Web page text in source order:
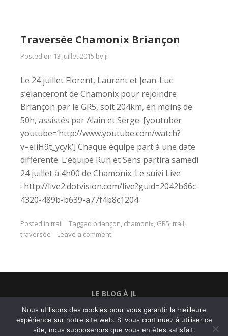
Traversée Chamonix Briançon
Posted on 13 juillet 2015 by jl
Le 24 juillet Florent, Laurent et Jean-Luc
s’élanceront de Chamonix pour rejoindre
Briançon par le GR5, soit 204km, en moins de
50h, assistés par Alain et Serge. [youtuber
youtube=’http://www.youtube.com/watch?
v=eIiH9t_ycyk’] Chaque équipe part à une date
différente. L’équipe Run et Sens partira samedi
24 juillet à 4h00 de Chamonix. Le suivi Live
: http://live2.dotvision.com/live?guid=2042b66c-
4320-489b-b639-a77f4b8c1204
Posted in trail Tagged briançon, chamonix, GR5,trail,
traversée
Leave a comment
LE BLOG À JL
BELFORTRAIL
COPYRIGHT © 2026RUN ET SENS • Fabulous
Nous utilisons des cookies pour vous garantir la meilleure
expérience sur notre site web. Si vous continuez à utiliser ce
site, nous supposerons que vous en êtes satisfait.